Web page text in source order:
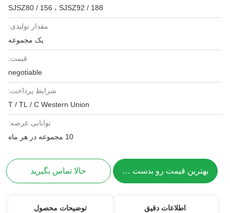
SJSZ80 / 156 ، SJSZ92 / 188
مقدار تولیدی:
یک مجموعه
قیمت:
negotiable
شرایط پرداخت:
T / TL / C Western Union
توانایی عرضه:
10 مجموعه در هر ماه
بهترین قیمت رو بدست بیار حالا تماس بگیرید
اطلاعات دقیق توضیحات محصول